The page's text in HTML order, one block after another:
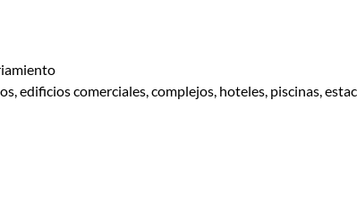
edificios comerciales, complejos, hoteles, piscinas,